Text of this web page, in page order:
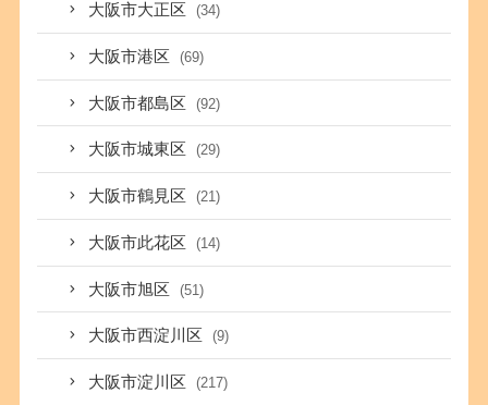
大阪市大正区 (34)
大阪市港区 (69)
大阪市都島区 (92)
大阪市城東区 (29)
大阪市鶴見区 (21)
大阪市此花区 (14)
大阪市旭区 (51)
大阪市西淀川区 (9)
大阪市淀川区 (217)